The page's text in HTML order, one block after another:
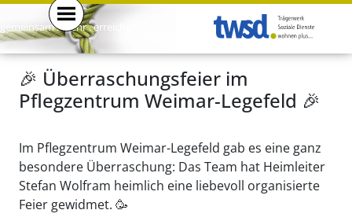
gemeinsam . mehr . erreichen .
🎉 Überraschungsfeier im
Pflegzentrum Weimar-Legefeld 🎉
Im Pflegzentrum Weimar-Legefeld gab es eine ganz
besondere Überraschung: Das Team hat Heimleiter
Stefan Wolfram heimlich eine liebevoll organisierte
Feier gewidmet. 🥳